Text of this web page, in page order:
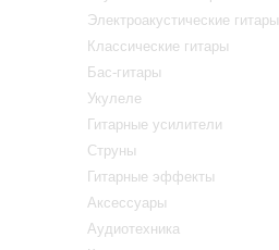
Электроакустические гитары
Классические гитары
Бас-гитары
Укулеле
Гитарные усилители
Струны
Гитарные эффекты
Аксессуары
Аудиотехника